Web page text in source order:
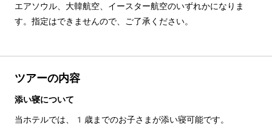
エアソウル、大韓航空、イースター航空のいずれかになりま
す。指定はできませんので、ご了承ください。
ツアーの内容
添い寝について
当ホテルでは、1歳までのお子さまが添い寝可能です。